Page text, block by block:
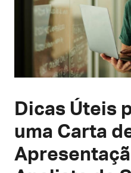
Dicas Úteis
uma Carta